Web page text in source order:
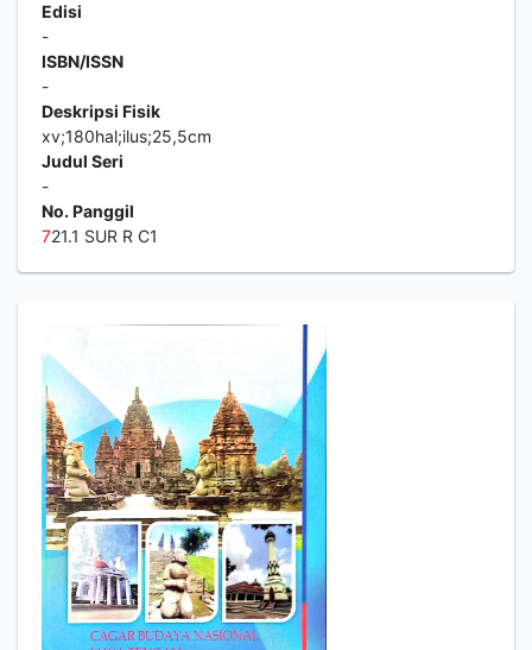
Edisi
-
ISBN/ISSN
-
Deskripsi Fisik
xv;180hal;ilus;25,5cm
Judul Seri
-
No. Panggil
721.1 SUR R C1